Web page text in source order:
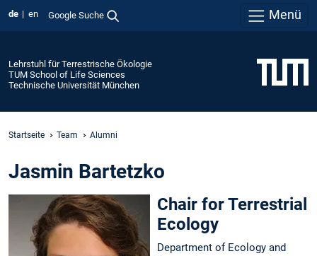
de en Google Suche Menü
Lehrstuhl für Terrestrische Ökologie
TUM School of Life Sciences
Technische Universität München
Startseite Team Alumni
Jasmin Bartetzko
Chair for Terrestrial
Ecology
Department of Ecology and